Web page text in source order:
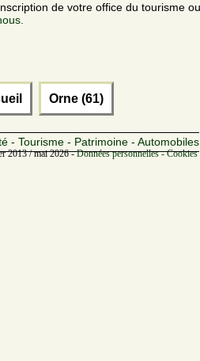
de votre office du tourisme
Orne (61)
- Tourisme - Patrimoine - Automobiles
2013 / mai 2026 -Données personnelles -